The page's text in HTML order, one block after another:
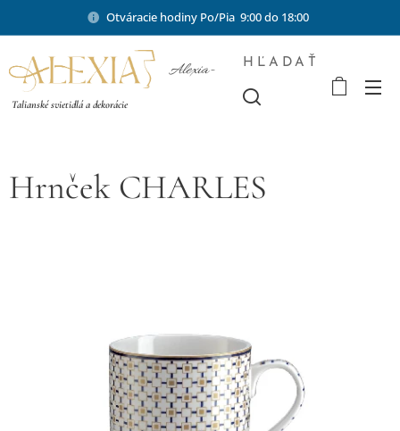
Otváracie hodiny Po/Pia 9:00 do 18:00
Alexia-
Talianské svietidlá a dekorácie
HĽADAŤ
Hrnček CHARLES